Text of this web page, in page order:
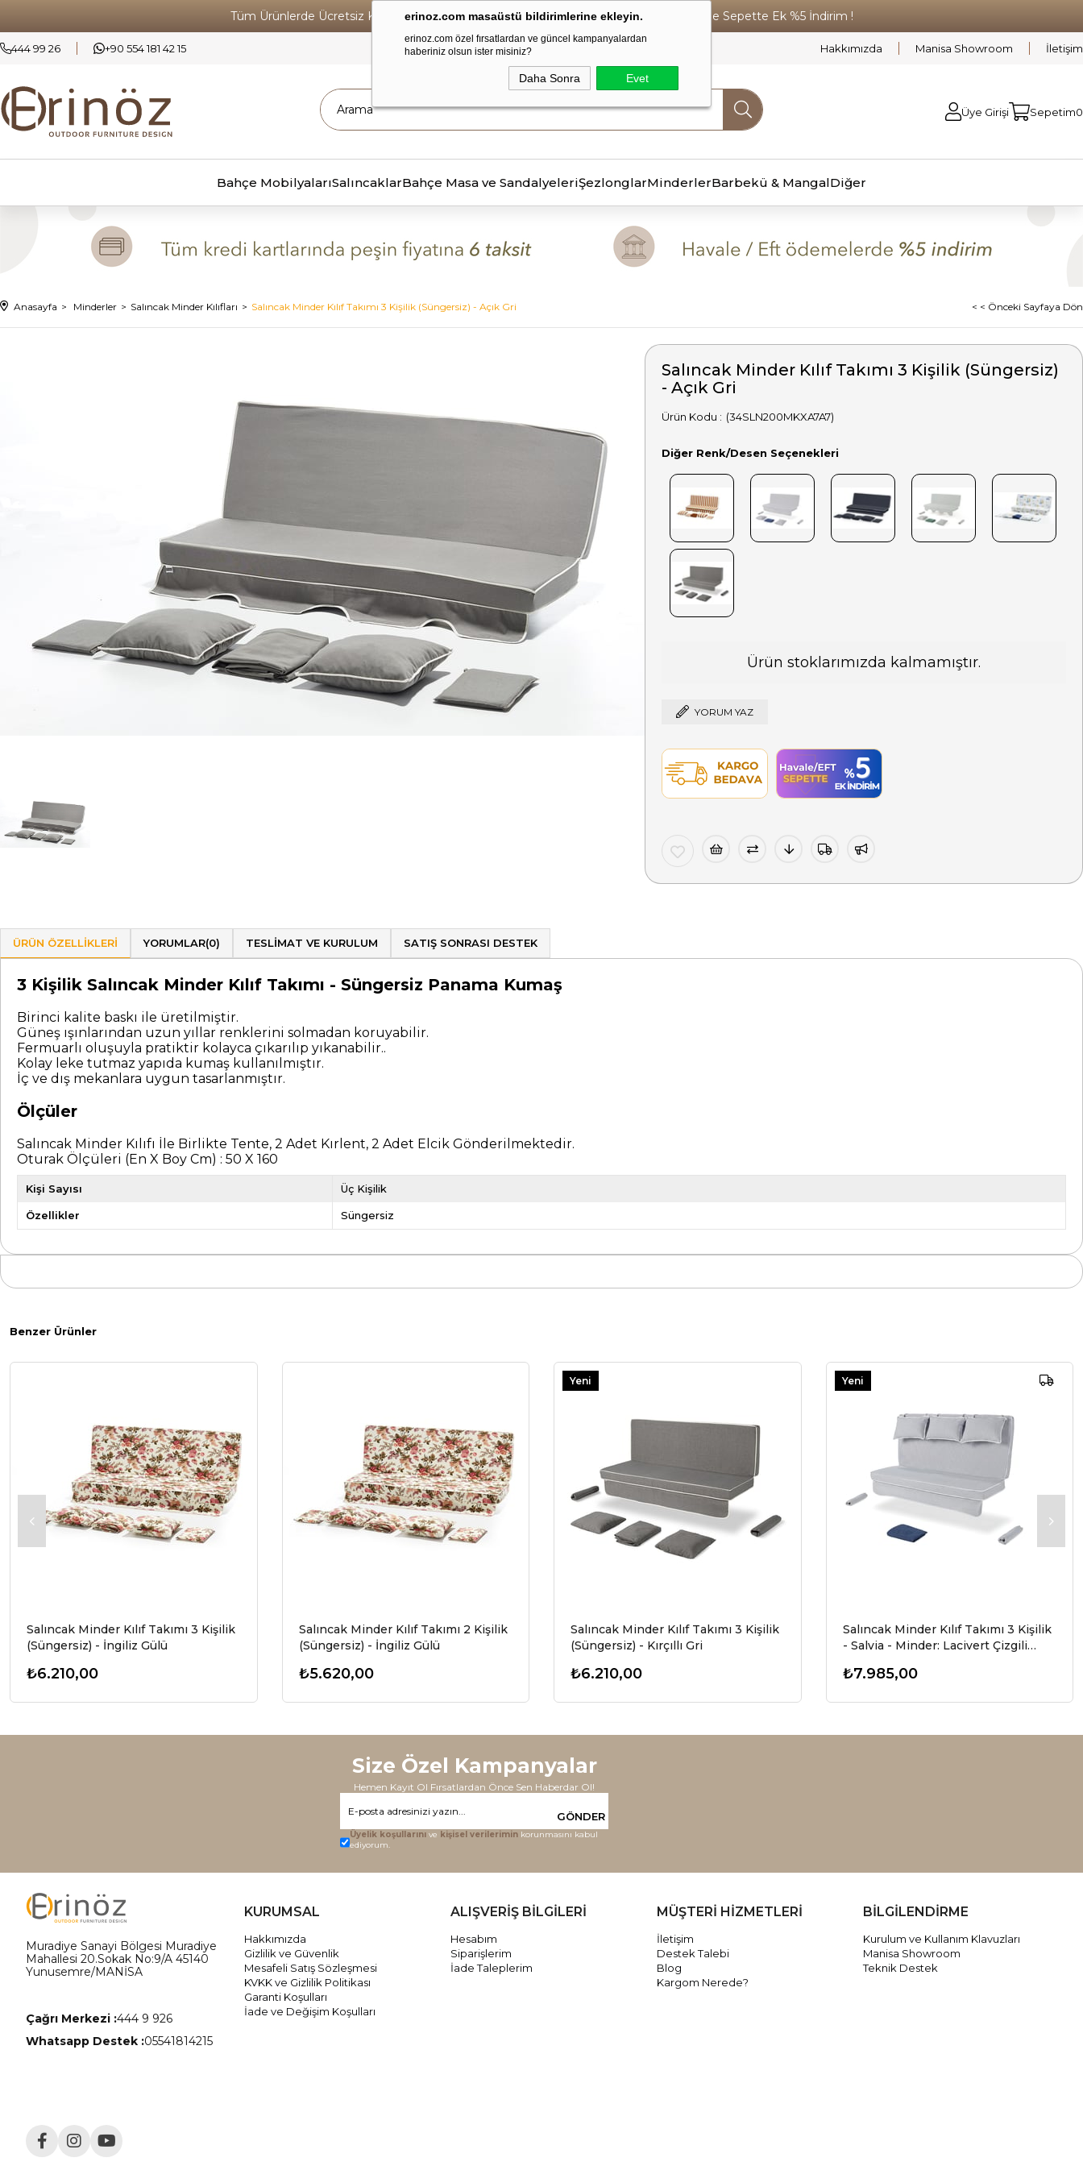
erinoz.com masaüstü bildirimlerine ekleyin.
erinoz.com özel fırsatlardan ve güncel kampanyalardan
haberiniz olsun ister misiniz?
Daha Sonra Evet
Tüm Ürünlerde Ücretsiz Kargo • Vade Farksız 6 Taksit ! • Havale Ödemelerde Sepette Ek %5 İndirim !
444 99 26 +90 554 181 42 15 Hakkımızda Manisa Showroom İletişim
Üye Girişi Sepetim0
Bahçe MobilyalarıSalıncaklarBahçe Masa ve SandalyeleriŞezlonglarMinderlerBarbekü & MangalDiğer
Anasayfa Minderler Salıncak Minder Kılıfları Salıncak Minder Kılıf Takımı 3 Kişilik (Süngersiz) - Açık Gri < < Önceki Sayfaya Dön
Salıncak Minder Kılıf Takımı 3 Kişilik (Süngersiz)
- Açık Gri
(34SLN200MKXA7A7)
Diğer Renk/Desen Seçenekleri
Ürün stoklarımızda kalmamıştır.
YORUM YAZ
ÜRÜN ÖZELLIKLERI YORUMLAR(0) TESLIMAT VE KURULUM SATIŞ SONRASI DESTEK
3 Kişilik Salıncak Minder Kılıf Takımı - Süngersiz Panama Kumaş
Birinci kalite baskı ile üretilmiştir.
Güneş ışınlarından uzun yıllar renklerini solmadan koruyabilir.
Fermuarlı oluşuyla pratiktir kolayca çıkarılıp yıkanabilir..
Kolay leke tutmaz yapıda kumaş kullanılmıştır.
İç ve dış mekanlara uygun tasarlanmıştır.
Ölçüler
Salıncak Minder Kılıfı İle Birlikte Tente, 2 Adet Kırlent, 2 Adet Elcik Gönderilmektedir.
Oturak Ölçüleri (En X Boy Cm) : 50 X 160
Kişi Sayısı Üç Kişilik
Özellikler Süngersiz
Benzer Ürünler
Salıncak Minder Kılıf Takımı 3 Kişilik
(Süngersiz) - İngiliz Gülü
₺6.210,00
Salıncak Minder Kılıf Takımı 2 Kişilik
(Süngersiz) - İngiliz Gülü
₺5.620,00
Salıncak Minder Kılıf Takımı 3 Kişilik
(Süngersiz) - Kırçıllı Gri
₺6.210,00
Yeni
Salıncak Minder Kılıf Takımı 3 Kişilik
- Salvia - Minder: Lacivert Çizgili
₺7.985,00
Yeni
Size Özel Kampanyalar
Hemen Kayıt Ol Fırsatlardan Önce Sen Haberdar Ol!
GÖNDER
Üyelik koşullarınıve kişisel verileriminkorunmasını kabul
ediyorum.
Muradiye Sanayi Bölgesi Muradiye
Mahallesi 20.Sokak No:9/A 45140
Yunusemre/MANİSA
Çağrı Merkezi :444 9 926
Whatsapp Destek :05541814215
KURUMSAL
Hakkımızda
Gizlilik ve Güvenlik
Mesafeli Satış Sözleşmesi
KVKK ve Gizlilik Politikası
Garanti Koşulları
İade ve Değişim Koşulları
ALIŞVERİŞ BİLGİLERİ
Hesabım
Siparişlerim
İade Taleplerim
MÜŞTERİ HİZMETLERİ
İletişim
Destek Talebi
Blog
Kargom Nerede?
BİLGİLENDİRME
Kurulum ve Kullanım Klavuzları
Manisa Showroom
Teknik Destek